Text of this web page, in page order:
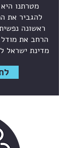
מטרתנו
להגביר את
ראשונה
הרחב את
מדינת ישראל